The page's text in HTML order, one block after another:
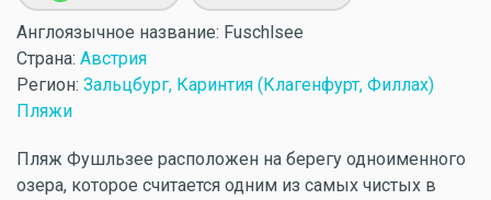
Англоязычное название: Fuschlsee
Страна: Австрия
Регион: Зальцбург, Каринтия (Клагенфурт, Филлах)
Пляжи
Пляж Фушльзее расположен на берегу одноименного
озера, которое считается одним из самых чистых в